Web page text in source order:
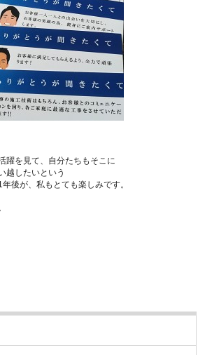
躍を見て、自分たちもそこに
越したいという
後が、私もとても楽しみです。